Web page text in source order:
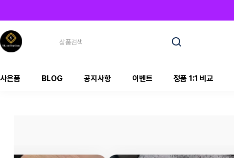
사은품 BLOG 공지사항 이벤트 정품 1:1 비교